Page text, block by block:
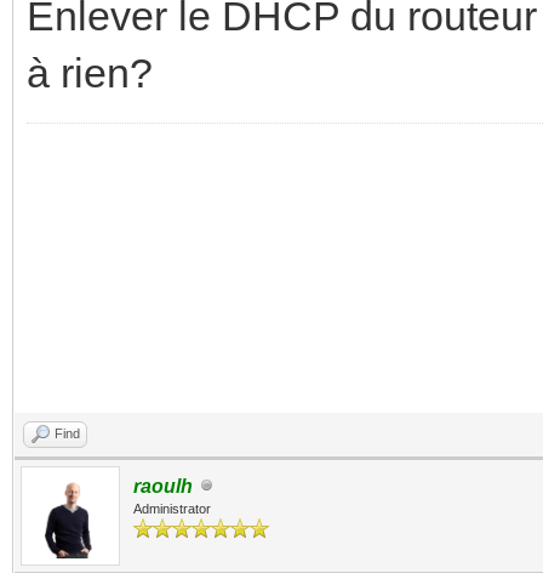
Enlever le DHCP du
à rien?
Find
raoulh
Administrator